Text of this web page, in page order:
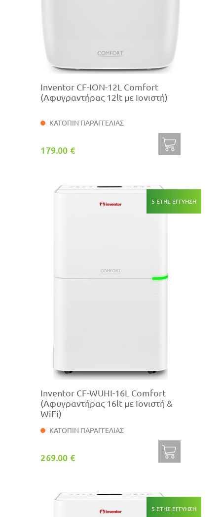
Inventor CF-ION-12L Comfort
(Αφυγραντήρας 12lt με Ιονιστή)
ΚΑΤΟΠΙΝ ΠΑΡΑΓΓΕΛΙΑΣ
179.00 €
5 ΕΤΗΣ ΕΓΓΥΗΣΗ
Inventor CF-WUHI-16L Comfort
(Αφυγραντήρας 16lt με Ιονιστή &
WiFi)
ΚΑΤΟΠΙΝ ΠΑΡΑΓΓΕΛΙΑΣ
269.00 €
5 ΕΤΗΣ ΕΓΓΥΗΣΗ